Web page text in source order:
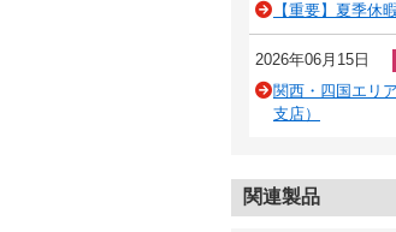
【重要】夏季休
2026年06月15日
関西・四国エリ
支店）
関連製品